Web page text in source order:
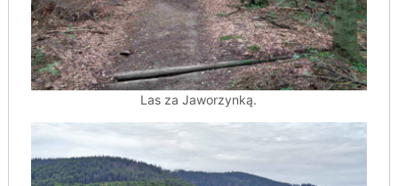
Las za Jaworzynką.